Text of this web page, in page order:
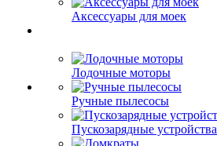
Аксессуары для моек
Лодочные моторы
Ручные пылесосы
Пускозарядные устройства